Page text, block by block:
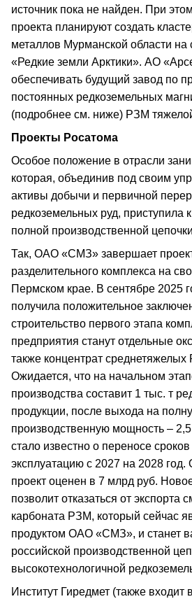
источник пока не найден. При
проекта планируют создать
металлов Мурманской области на
«Редкие земли Арктики». АО
обеспечивать будущий завод по
постоянных редкоземельных
(подробнее см. ниже) РЗМ
Проекты Росатома
Особое положение в отрасли
которая, объединив под своим
активы добычи и первичной
редкоземельных руд,
полной производственной
Так, ОАО «СМЗ» завершает
разделительного комплекса на
Пермском крае. В сентябре 2025
получила положительное
строительство первого этапа
предприятия станут отдельные
также концентрат
Ожидается, что на начальном
производства составит 1 тыс. т
продукции, после выхода на
производственную мощность –
стало известно о переносе
эксплуатацию с 2027 на 2028
проект оценен в 7 млрд руб.
позволит отказаться от экспорта
карбоната РЗМ, который сейчас
продуктом ОАО «СМЗ», и станет
российской производственной
высокотехнологичной
Институт Гиредмет (также входит